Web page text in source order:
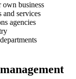
own business
and services
agencies